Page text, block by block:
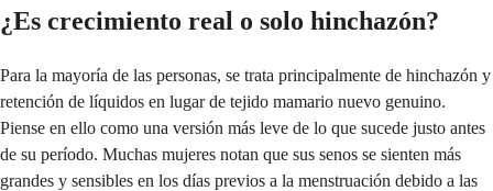
¿Es crecimiento real o solo hinchazón?
Para la mayoría de las personas, se trata principalmente de hinchazón y
retención de líquidos en lugar de tejido mamario nuevo genuino.
Piense en ello como una versión más leve de lo que sucede justo antes
de su período. Muchas mujeres notan que sus senos se sienten más
grandes y sensibles en los días previos a la menstruación debido a las